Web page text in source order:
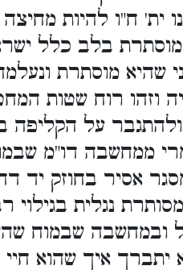
ח"ו להיות
בלב כלל
מוסתרת
וזהו רוח שטות
על הקליפה
ממחשבה דו"מ
אסיר בחוזק יד
נגלית
ובמחשבה שבמוח
איך שהוא חיי